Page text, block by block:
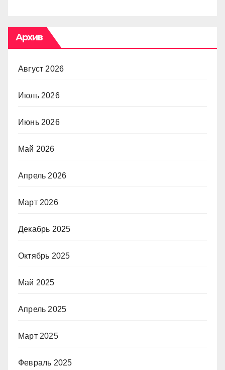
Архив
Август 2026
Июль 2026
Июнь 2026
Май 2026
Апрель 2026
Март 2026
Декабрь 2025
Октябрь 2025
Май 2025
Апрель 2025
Март 2025
Февраль 2025